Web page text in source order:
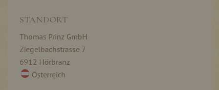
STANDORT
Thomas Prinz GmbH
Ziegelbachstrasse 7
6912 Hörbranz
Österreich